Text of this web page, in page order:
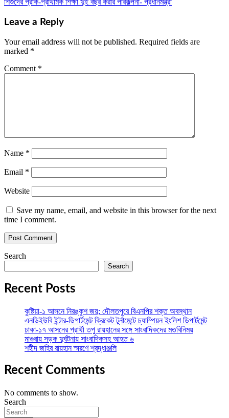
navigation
শিশুদের প্রাক-প্রাথমিক শিক্ষা দুই বছর করার পরিকল্পনা- প্রধানমন্ত্রী
Leave a Reply
Your email address will not be published. Required fields are
marked *
Comment *
Name *
Email *
Website
Save my name, email, and website in this browser for the next
time I comment.
Search
Search
Recent Posts
কুষ্টিয়া-১ আসনে নিরঙ্কুশ জয়; দৌলতপুরে বিএনপির শক্ত অবস্থান
এনডিইউবি ইন্টার-ডিপার্টমেন্ট ক্রিকেট টুর্নামেন্টে চ্যাম্পিয়ন ইংলিশ ডিপার্টমেন্ট
ঢাকা-১৭ আসনের প্রার্থী তপু রায়হানের সঙ্গে সাংবাদিকদের মতবিনিময়
মাগুরায় সড়ক দুর্ঘটনায় সাংবাদিকসহ আহত ৬
শহীদ জহির রায়হান স্মরণে শ্রদ্ধাঞ্জলি
Recent Comments
No comments to show.
Search